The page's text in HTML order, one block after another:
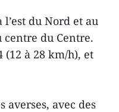
du Nord et au
centre du Centre.
à 28 km/h), et
averses, avec des